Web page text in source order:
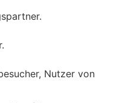
Nutzer von